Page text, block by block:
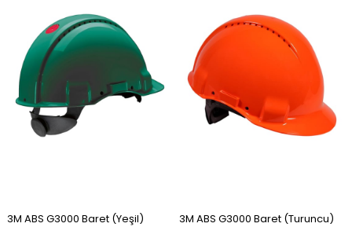
3M ABS G3000 Baret (Yeşil) 3M ABS G3000 Baret (Turuncu)